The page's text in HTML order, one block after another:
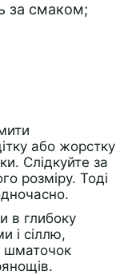
за смаком;
або жорстку
Слідкуйте за
розміру. Тоді
в глибоку
і сіллю,
шматочок